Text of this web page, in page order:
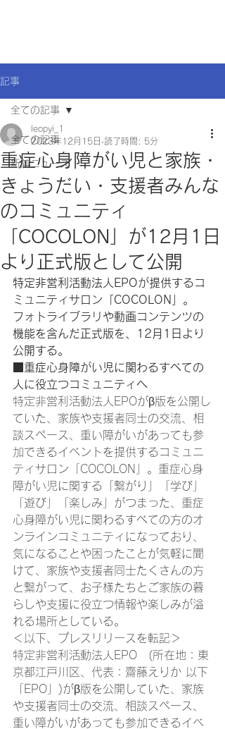
記事
全ての記事
新着ニュース
全ての記事
重症心身障がい児と家族・
きょうだい・支援者みんな
のコミュニティ
「COCOLON」が12月1日
より正式版として公開
leopyi_1
2023年12月15日 読了時間: 5分
特定非営利活動法人EPOが提供するコ
ミュニティサロン「COCOLON」。
フォトライブラリや動画コンテンツの
機能を含んだ正式版を、12月1日より
公開する。
重症心身障がい児に関わるすべての
人に役立つコミュニティへ
特定非営利活動法人EPOがβ版を公開し
ていた、家族や支援者同士の交流、相
談スペース、重い障がいがあっても参
加できるイベントを提供するコミュニ
ティサロン「COCOLON」。重症心身
障がい児に関する「繋がり」「学び」
「遊び」「楽しみ」がつまった、重症
心身障がい児に関わるすべての方のオ
ンラインコミュニティになっており、
気になることや困ったことが気軽に聞
けて、家族や支援者同士たくさんの方
と繋がって、お子様たちとご家族の暮
らしや支援に役立つ情報や楽しみが溢
れる場所としている。
＜以下、プレスリリースを転記＞
特定非営利活動法人EPO　(所在地：東
京都江戸川区、代表：齋藤えりか 以下
「EPO」)がβ版を公開していた、家族
や支援者同士の交流、相談スペース、
重い障がいがあっても参加できるイベ